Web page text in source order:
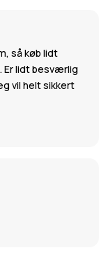
så køb lidt
Er lidt besværlig
vil helt sikkert